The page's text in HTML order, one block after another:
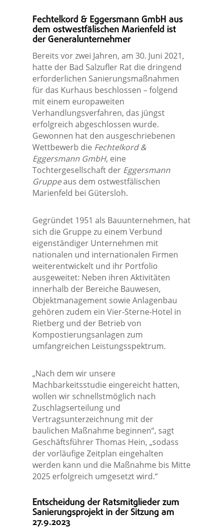
Fechtelkord & Eggersmann GmbH aus
dem ostwestfälischen Marienfeld ist
der Generalunternehmer
Bereits vor zwei Jahren, am 30. Juni 2021,
hatte der Bad Salzufler Rat die dringend
erforderlichen Sanierungsmaßnahmen
für das Kurhaus beschlossen – folgend
mit einem europaweiten
Verhandlungsverfahren, das jüngst
erfolgreich abgeschlossen wurde.
Gewonnen hat den ausgeschriebenen
Wettbewerb die Fechtelkord &
Eggersmann GmbH, eine
Tochtergesellschaft der Eggersmann
Gruppeaus dem ostwestfälischen
Marienfeld bei Gütersloh.
Gegründet 1951 als Bauunternehmen, hat
sich die Gruppe zu einem Verbund
eigenständiger Unternehmen mit
nationalen und internationalen Firmen
weiterentwickelt und ihr Portfolio
ausgeweitet: Neben ihren Aktivitäten
innerhalb der Bereiche Bauwesen,
Objektmanagement sowie Anlagenbau
gehören zudem ein Vier-Sterne-Hotel in
Rietberg und der Betrieb von
Kompostierungsanlagen zum
umfangreichen Leistungsspektrum.
„Nach dem wir unsere
Machbarkeitsstudie eingereicht hatten,
wollen wir schnellstmöglich nach
Zuschlagserteilung und
Vertragsunterzeichnung mit der
baulichen Maßnahme beginnen“, sagt
Geschäftsführer Thomas Hein, „sodass
der vorläufige Zeitplan eingehalten
werden kann und die Maßnahme bis Mitte
2025 erfolgreich umgesetzt wird.“
Entscheidung der Ratsmitglieder zum
Sanierungsprojekt in der Sitzung am
27.9.2023